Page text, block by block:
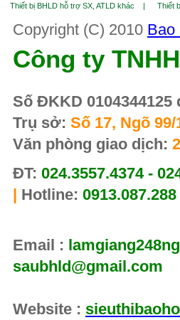
Thiết bị BHLD hỗ trợ SX, ATLD khác |
Thiết
Copyright (C) 2010 Bao
Công ty
Số ĐKKD
Trụ sở: Số 17, Ngõ
Văn phòng giao dịch:
ĐT: 024.3557.4374 -
| Hotline: 0913.087.288
Email :
saubhld@gmail.com
Website :